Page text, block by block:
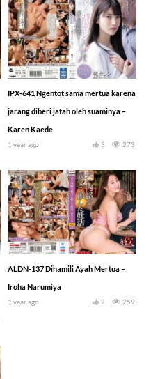
IPX-641 Ngentot sama mertua karena
jarang diberi jatah oleh suaminya –
Karen Kaede
1 year ago 273
3
ALDN-137 Dihamili Ayah Mertua –
Iroha Narumiya
1 year ago 259
2